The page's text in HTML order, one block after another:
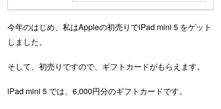
今年のはじめ、私はAppleの初売りでiPad mini 5 をゲット
しました。
そして、初売りですので、ギフトカードがもらえます。
iPad mini 5 では、6,000円分のギフトカードです。